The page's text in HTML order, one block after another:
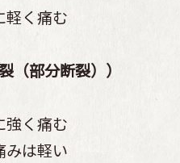
軽く痛む
（部分断裂））
強く痛む
みは軽い